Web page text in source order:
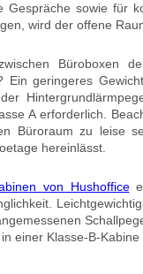
Gespräche sowie für
wird der offene
Büroboxen
Ein geringeres
A erforderlich.
Büroraum zu leise
hereinlässt.
von Hushoffice
einer Klasse-B-Kabine